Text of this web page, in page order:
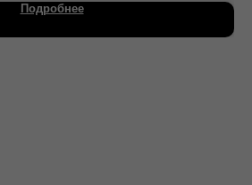
Подробнее
О нас
Sale
данных
рассылок